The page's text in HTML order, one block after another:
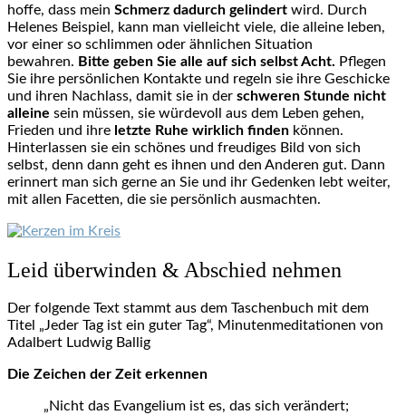
hoffe, dass mein Schmerz dadurch gelindert wird. Durch
Helenes Beispiel, kann man vielleicht viele, die alleine leben,
vor einer so schlimmen oder ähnlichen Situation
bewahren. Bitte geben Sie alle auf sich selbst Acht. Pflegen
Sie ihre persönlichen Kontakte und regeln sie ihre Geschicke
und ihren Nachlass, damit sie in der schweren Stunde nicht
alleine sein müssen, sie würdevoll aus dem Leben gehen,
Frieden und ihre letzte Ruhe wirklich finden können.
Hinterlassen sie ein schönes und freudiges Bild von sich
selbst, denn dann geht es ihnen und den Anderen gut. Dann
erinnert man sich gerne an Sie und ihr Gedenken lebt weiter,
mit allen Facetten, die sie persönlich ausmachten.
Leid überwinden & Abschied nehmen
Der folgende Text stammt aus dem Taschenbuch mit dem
Titel „Jeder Tag ist ein guter Tag“, Minutenmeditationen von
Adalbert Ludwig Ballig
Die Zeichen der Zeit erkennen
„Nicht das Evangelium ist es, das sich verändert;